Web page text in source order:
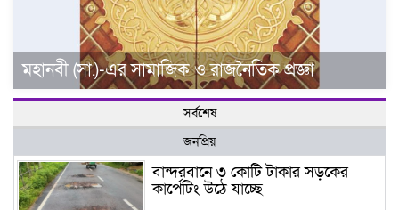
মহানবী (সা.)-এর সামাজিক ও রাজনৈতিক প্রজ্ঞা
সর্বশেষ
জনপ্রিয়
বান্দরবানে ৩ কোটি টাকার সড়কের
কার্পেটিং উঠে যাচ্ছে